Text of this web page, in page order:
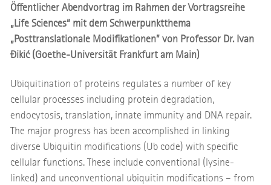
Öffentlicher Abendvortrag im Rahmen der Vortragsreihe
„Life Sciences“ mit dem Schwerpunktthema
„Posttranslationale Modifikationen” von Professor Dr. Ivan
Đikić (Goethe-Universität Frankfurt am Main)
Ubiquitination of proteins regulates a number of key
cellular processes including protein degradation,
endocytosis, translation, innate immunity and DNA repair.
The major progress has been accomplished in linking
diverse Ubiquitin modifications (Ub code) with specific
cellular functions. These include conventional (lysine-
linked) and unconventional ubiquitin modifications – from